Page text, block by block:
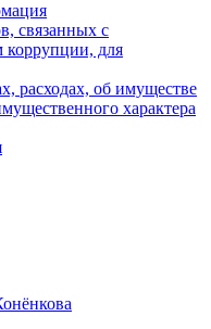
связанных с
коррупции, для
расходах, об имуществе
характера